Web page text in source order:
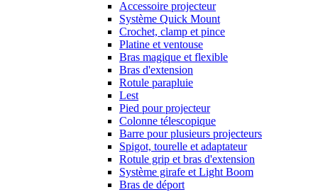
Accessoire projecteur
Système Quick Mount
Crochet, clamp et pince
Platine et ventouse
Bras magique et flexible
Bras d'extension
Rotule parapluie
Lest
Pied pour projecteur
Colonne télescopique
Barre pour plusieurs projecteurs
Spigot, tourelle et adaptateur
Rotule grip et bras d'extension
Système girafe et Light Boom
Bras de déport